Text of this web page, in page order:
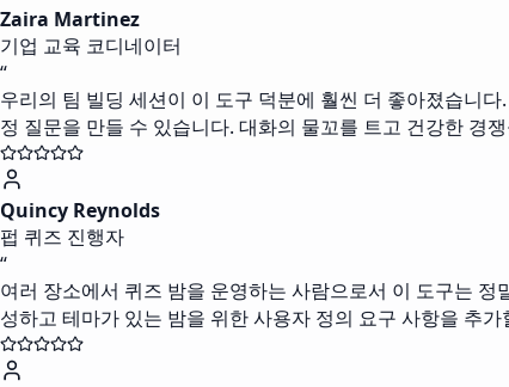
Zaira Martinez
기업 교육 코디네이터
“
우리의 팀 빌딩 세션이 이 도구 덕분에 훨씬 더 좋아졌습니
정 질문을 만들 수 있습니다. 대화의 물꼬를 트고 건강한 경
Quincy Reynolds
펍 퀴즈 진행자
“
여러 장소에서 퀴즈 밤을 운영하는 사람으로서 이 도구는
성하고 테마가 있는 밤을 위한 사용자 정의 요구 사항을 추